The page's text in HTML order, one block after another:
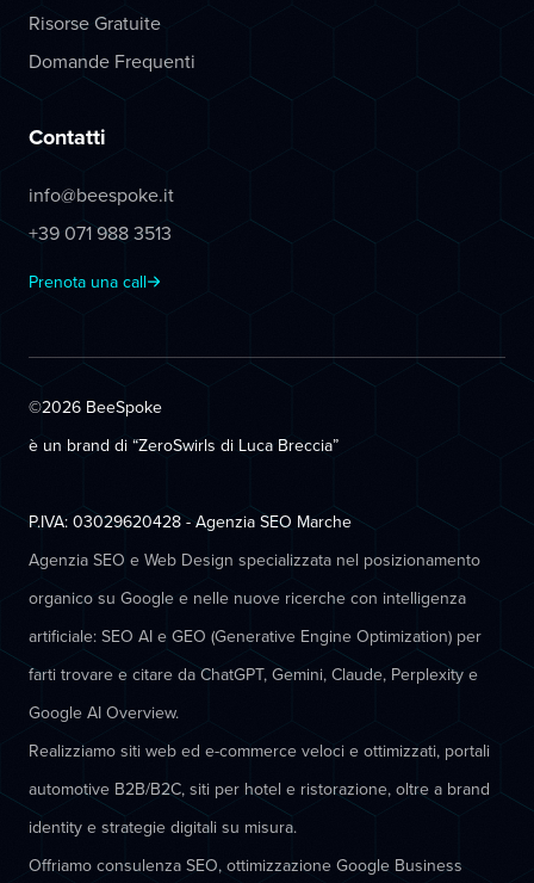
Risorse Gratuite
Domande Frequenti
Contatti
info@beespoke.it
+39 071 988 3513
Prenota una call
©2026 BeeSpoke
è un brand di “ZeroSwirls di Luca Breccia”
P.IVA: 03029620428 - Agenzia SEO Marche
Agenzia SEO e Web Design specializzata nel posizionamento
organico su Google e nelle nuove ricerche con intelligenza
artificiale: SEO AI e GEO (Generative Engine Optimization) per
farti trovare e citare da ChatGPT, Gemini, Claude, Perplexity e
Google AI Overview.
Realizziamo siti web ed e-commerce veloci e ottimizzati, portali
automotive B2B/B2C, siti per hotel e ristorazione, oltre a brand
identity e strategie digitali su misura.
Offriamo consulenza SEO, ottimizzazione Google Business